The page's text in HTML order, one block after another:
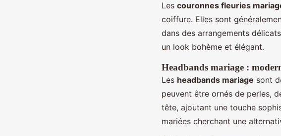
Les couronnes fleuries
coiffure. Elles sont
dans des arrangements
un look bohème et élégant.
Headbands mariage :
Les headbands mariage sont
peuvent être ornés de perles,
tête, ajoutant une touche
mariées cherchant une